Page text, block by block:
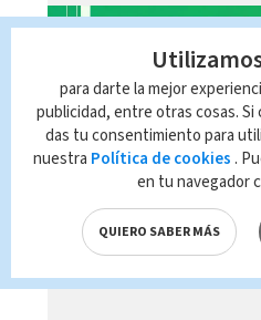
Telediario En
Brenes, 07 de
para darte la mejor
publicidad, entre otras cosas.
das tu consentimiento para
nuestra Política de cookies .
en tu navegador
QUIERO SABER MÁS